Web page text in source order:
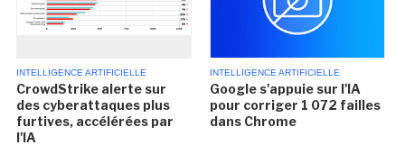
INTELLIGENCE ARTIFICIELLE
CrowdStrike alerte sur
des cyberattaques plus
furtives, accélérées par
l'IA
INTELLIGENCE ARTIFICIELLE
Google s'appuie sur l'IA
pour corriger 1 072 failles
dans Chrome